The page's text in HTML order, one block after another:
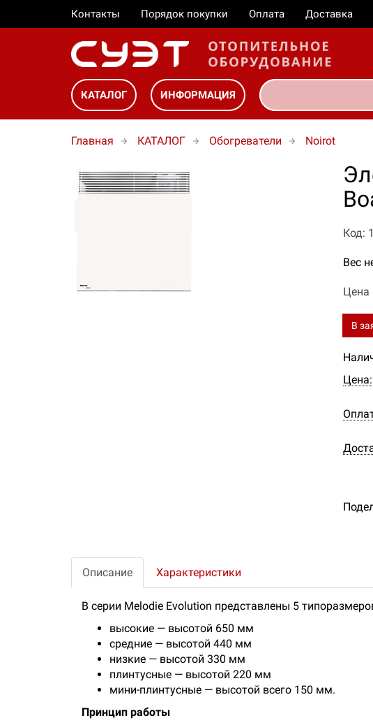
Контакты Порядок покупки Оплата Доставка
КАТАЛОГ ИНФОРМАЦИЯ
Главная КАТАЛОГ Обогреватели Noirot
Код:
Вес
Цена
В
Цена:
Описание Характеристики
В серии Melodie Evolution представлены 5
высокие — высотой 650 мм
средние — высотой 440 мм
низкие — высотой 330 мм
плинтусные — высотой 220 мм
мини-плинтусные — высотой всего 150 мм.
Принцип работы